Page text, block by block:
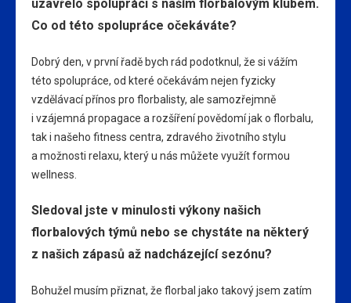
uzavřelo spolupráci s naším florbalovým klubem.
Co od této spolupráce očekáváte?
Dobrý den, v první řadě bych rád podotknul, že si vážím
této spolupráce, od které očekávám nejen fyzicky
vzdělávací přínos pro florbalisty, ale samozřejmně
i vzájemná propagace a rozšíření povědomí jak o florbalu,
tak i našeho fitness centra, zdravého životního stylu
a možnosti relaxu, který u nás můžete využít formou
wellness.
Sledoval jste v minulosti výkony našich
florbalových týmů nebo se chystáte na některý
z našich zápasů až nadcházející sezónu?
Bohužel musím přiznat, že florbal jako takový jsem zatím